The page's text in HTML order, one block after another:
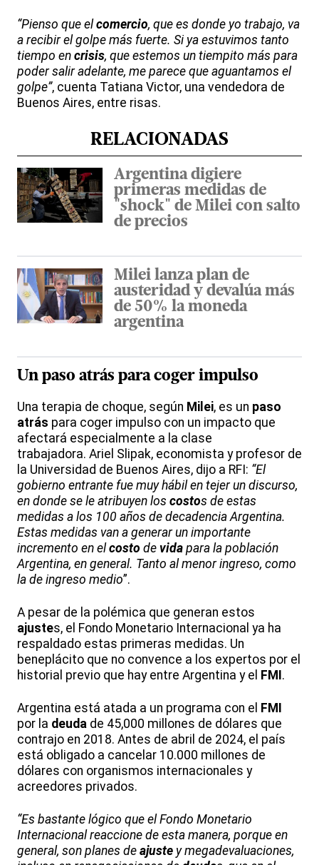
“Pienso que el comercio, que es donde yo trabajo, va
a recibir el golpe más fuerte. Si ya estuvimos tanto
tiempo en crisis, que estemos un tiempito más para
poder salir adelante, me parece que aguantamos el
golpe”, cuenta Tatiana Victor, una vendedora de
Buenos Aires, entre risas.
RELACIONADAS
Argentina digiere
primeras medidas de
"shock" de Milei con salto
de precios
Milei lanza plan de
austeridad y devalúa más
de 50% la moneda
argentina
Un paso atrás para coger impulso
Una terapia de choque, según Milei, es un paso
atrás para coger impulso con un impacto que
afectará especialmente a la clase
trabajadora. Ariel Slipak, economista y profesor de
la Universidad de Buenos Aires, dijo a RFI: “El
gobierno entrante fue muy hábil en tejer un discurso,
en donde se le atribuyen los costos de estas
medidas a los 100 años de decadencia Argentina.
Estas medidas van a generar un importante
incremento en elcosto de vida para la población
Argentina, en general. Tanto al menor ingreso, como
la de ingreso medio”.
A pesar de la polémica que generan estos
ajustes, el Fondo Monetario Internacional ya ha
respaldado estas primeras medidas. Un
beneplácito que no convence a los expertos por el
historial previo que hay entre Argentina y el FMI.
Argentina está atada a un programa con el FMI
por la deuda de 45,000 millones de dólares que
contrajo en 2018. Antes de abril de 2024, el país
está obligado a cancelar 10.000 millones de
dólares con organismos internacionales y
acreedores privados.
“Es bastante lógico que el Fondo Monetario
Internacional reaccione de esta manera, porque en
general, son planes de ajuste y megadevaluaciones,